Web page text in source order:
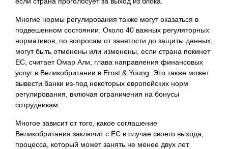
Многие нормы регулирования также могут оказаться в
подвешенном состоянии. Около 40 важных регуляторных
нормативов, по вопросам от занятости до защиты данных,
могут быть отменены или изменены, если страна покинет
ЕС, считает Омар Али, глава направления финансовых
услуг в Великобритании в Ernst & Young. Это также может
вывести банки из-под некоторых европейских норм
регулирования, включая ограничения на бонусы
сотрудникам.
Многое зависит от того, какое соглашение
Великобритания заключит с ЕС в случае своего выхода,
процесса, который может занять не менее двух лет.